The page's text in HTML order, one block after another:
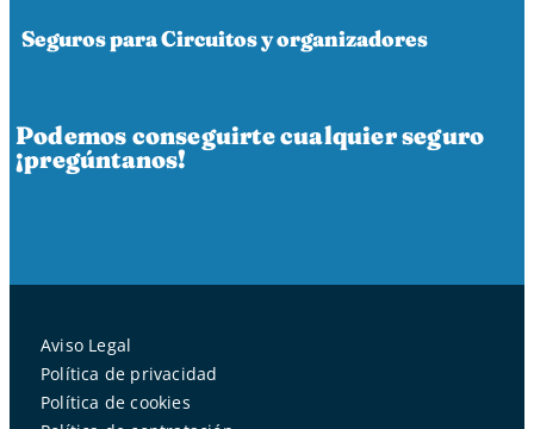
Seguros para Circuitos y organizadores
Podemos conseguirte cualquier seguro
¡pregúntanos!
Aviso Legal
Política de privacidad
Política de cookies